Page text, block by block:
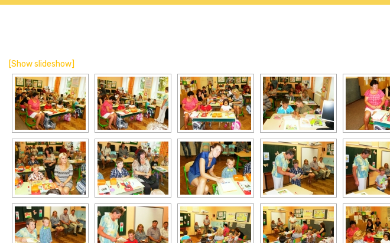
[Show slideshow]